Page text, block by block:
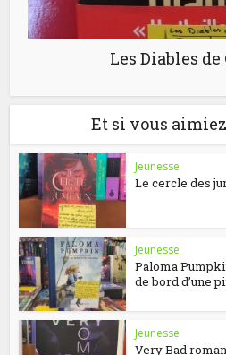
Les Diables
Et si vous
Jeunesse
Le cercle des
Jeunesse
Paloma
de bord d’une
Jeunesse
Very Bad